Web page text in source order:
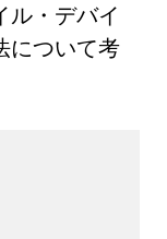
ル・デバイ
について考